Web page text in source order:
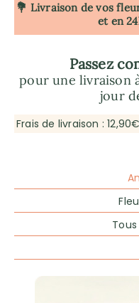
💐 Livraison de vos
et en
Passez
pour une livraison
jour
Frais de livraison : 12,90€